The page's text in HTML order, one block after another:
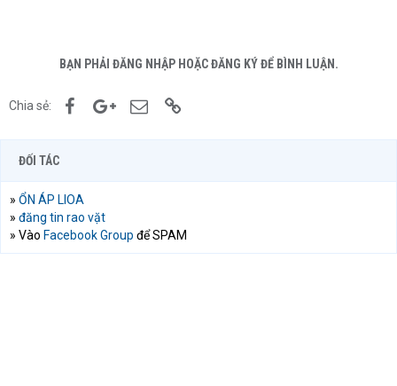
BẠN PHẢI ĐĂNG NHẬP HOẶC ĐĂNG KÝ ĐỂ BÌNH LUẬN.
Chia sẻ: FacebookGoogle+Email
ĐỐI TÁC
» ỔN ÁP LIOA
» đăng tin rao vặt
» Vào Facebook Group để SPAM